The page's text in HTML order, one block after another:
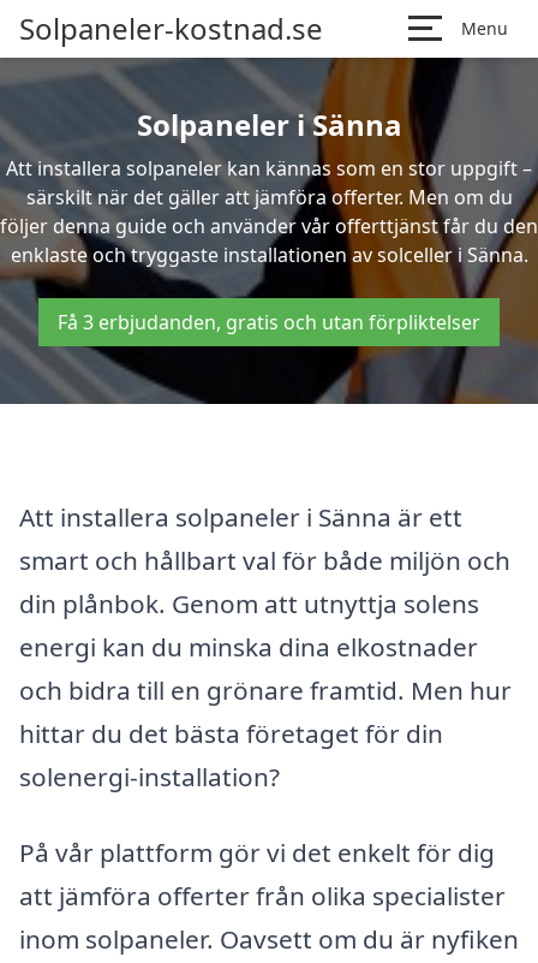
Solpaneler-kostnad.se Menu
Solpaneler i Sänna
Att installera solpaneler kan kännas som en stor uppgift –
särskilt när det gäller att jämföra offerter. Men om du
följer denna guide och använder vår offerttjänst får du den
enklaste och tryggaste installationen av solceller i Sänna.
Få 3 erbjudanden, gratis och utan förpliktelser
Att installera solpaneler i Sänna är ett
smart och hållbart val för både miljön och
din plånbok. Genom att utnyttja solens
energi kan du minska dina elkostnader
och bidra till en grönare framtid. Men hur
hittar du det bästa företaget för din
solenergi-installation?
På vår plattform gör vi det enkelt för dig
att jämföra offerter från olika specialister
inom solpaneler. Oavsett om du är nyfiken